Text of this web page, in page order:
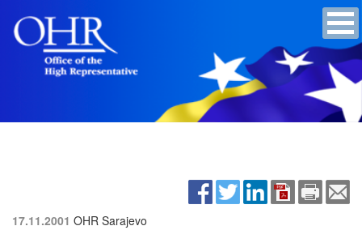
17.11.2001 OHR Sarajevo